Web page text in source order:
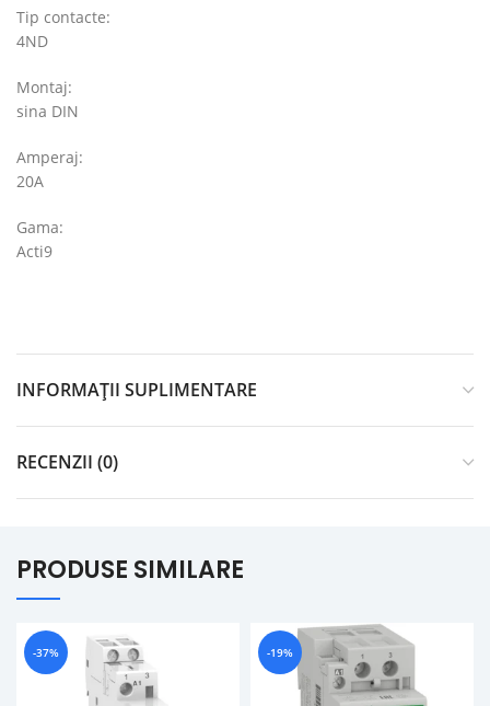
Tip contacte:
4ND
Montaj:
sina DIN
Amperaj:
20A
Gama:
Acti9
INFORMAȚII SUPLIMENTARE
RECENZII (0)
PRODUSE SIMILARE
-37% -19%